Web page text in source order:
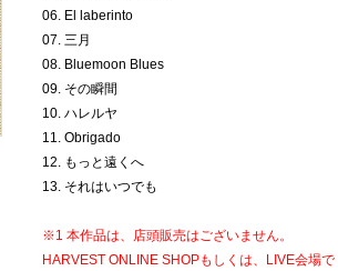
06. El laberinto
07. 三月
08. Bluemoon Blues
09. その瞬間
10. ハレルヤ
11. Obrigado
12. もっと遠くへ
13. それはいつでも
※1 本作品は、店頭販売はございません。
HARVEST ONLINE SHOPもしくは、LIVE会場で